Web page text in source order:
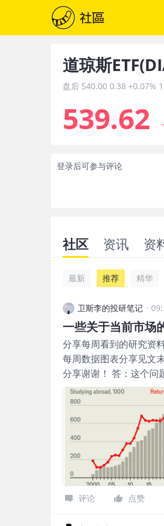
道琼斯ETF(
盘后 540.00 0.38 +0.07%
539.62
登录后可参与评论
社区 资讯 资
最新 推荐 精华
卫斯李的投研笔记 ·
一些关于当前市场
分享每周看到的研究资
每周数据图表分享见文
分享谢谢！ 答：这个问
答： 首先，每个人的
考。 我的投资策略之
目标是10%的年化收
资产还是严格按照在机
也就12个标的，但到
年一共出现了三次跌
破净值原因都不一样
配置失效，当时超配
宏观驱动已经让位于
评论 点赞